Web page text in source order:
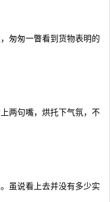
匆匆一瞥看到货物表明的
两句嘴，烘托下气氛，不
虽说看上去并没有多少实